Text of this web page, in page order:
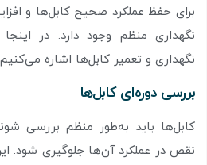
برای حفظ عملکرد صحیح کابل‌ها و
نگهداری منظم وجود دارد. در
نگهداری و تعمیر کابل‌ها اشاره
بررسی دوره‌ای کابل‌ها
کابل‌ها باید به‌طور منظم بررسی
نقص در عملکرد آن‌ها جلوگیری شود.